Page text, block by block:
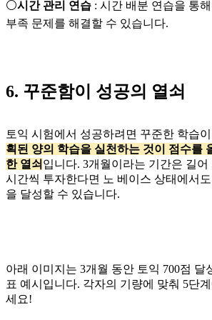
⚪시간 관리 연습 : 시간 배분 연습을 통
부족 문제를 해결할 수 있습니다.
6. 꾸준함이 성공의 열쇠
토익 시험에서 성공하려면 꾸준한 학습
획된 양의 학습을 실천하는 것이 점수를
한 열쇠 입니다. 3개월이라는 기간은 길어
시간씩 투자한다면 노 베이스 상태에서
을 달성할 수 있습니다.
아래 이미지는 3개월 동안 토익 700점 달
표 예시입니다. 각자의 기량에 맞춰 5단
세요!